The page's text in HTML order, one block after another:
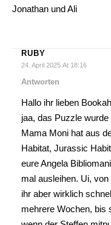
Jonathan und Ali
RUBY
24. April 2025 At 18:16
Antworten
Hallo ihr lieben
jaa, das Puzzle
Mama Moni hat aus
Habitat, Jurassic
eure Angela
mal ausleihen. Ui,
ihr aber wirklich
mehrere Wochen, bis